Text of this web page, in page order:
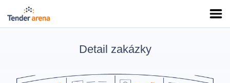
Detail zakázky